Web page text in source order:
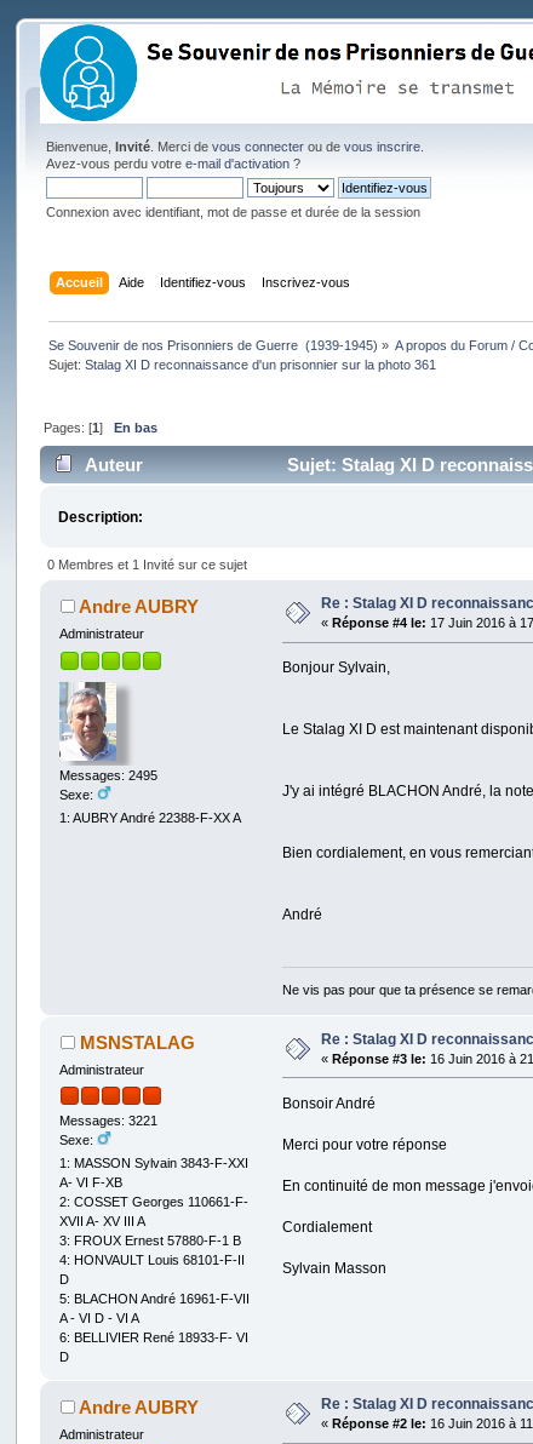
Bienvenue,Invité . Merci devous connecter ou devous inscrire
Avez-vous perdu votree-mail d'activation ?
Connexion avec identifiant, mot de passe et durée de la session
Accueil Aide Identifiez-vous Inscrivez-vous
Se Souvenir de nos Prisonniers de Guerre  (1939-1945) » A propos du Forum /
Sujet: Stalag XI D reconnaissance d'un prisonnier sur la photo 361
Pages: [1] En bas
Auteur Sujet: Stalag XI D
Description:
0 Membres et 1 Invité sur ce sujet
Andre AUBRY
Administrateur
Messages: 2495
Sexe:
1: AUBRY André 22388-F-XX A
Re : Stalag XI D
« Réponse #4 le: 17 Juin 2016 à
Bonjour Sylvain,
Le Stalag XI D est maintenant
J'y ai intégré BLACHON André, la
Bien cordialement, en vous
André
Ne vis pas pour que ta présence se
MSNSTALAG
Administrateur
Messages: 3221
Sexe:
1: MASSON Sylvain 3843-F-XXI
A- VI F-XB
2: COSSET Georges 110661-F-
XVII A- XV III A
3: FROUX Ernest 57880-F-1 B
4: HONVAULT Louis 68101-F-II
D
5: BLACHON André 16961-F-VII
A - VI D - VI A
6: BELLIVIER René 18933-F- VI
D
Re : Stalag XI D
«Réponse #3 le: 16 Juin 2016 à
Bonsoir André
Merci pour votre réponse
En continuité de mon message
Cordialement
Sylvain Masson
Andre AUBRY
Administrateur
Re : Stalag XI D
«Réponse #2 le: 16 Juin 2016 à